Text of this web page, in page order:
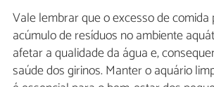
Vale lembrar que o excesso de
acúmulo de resíduos no ambiente
afetar a qualidade da água e,
saúde dos girinos. Manter o aquário